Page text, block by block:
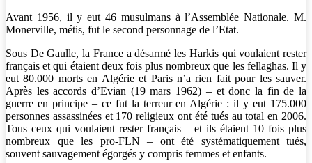
Avant 1956, il y eut 46 musulmans à l’Assemblée Nationale. M.
Monerville, métis, fut le second personnage de l’Etat.
Sous De Gaulle, la France a désarmé les Harkis qui voulaient rester
français et qui étaient deux fois plus nombreux que les fellaghas. Il y
eut 80.000 morts en Algérie et Paris n’a rien fait pour les sauver.
Après les accords d’Evian (19 mars 1962) – et donc la fin de la
guerre en principe – ce fut la terreur en Algérie : il y eut 175.000
personnes assassinées et 170 religieux ont été tués au total en 2006.
Tous ceux qui voulaient rester français – et ils étaient 10 fois plus
nombreux que les pro-FLN – ont été systématiquement tués,
souvent sauvagement égorgés y compris femmes et enfants.